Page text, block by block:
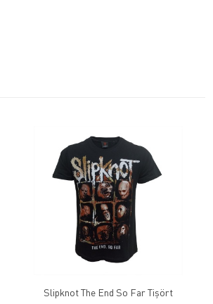
Slipknot The End So Far Tişört